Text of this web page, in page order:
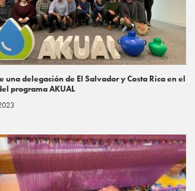
una delegación de El Salvador y Costa Rica en el
programa AKUAL